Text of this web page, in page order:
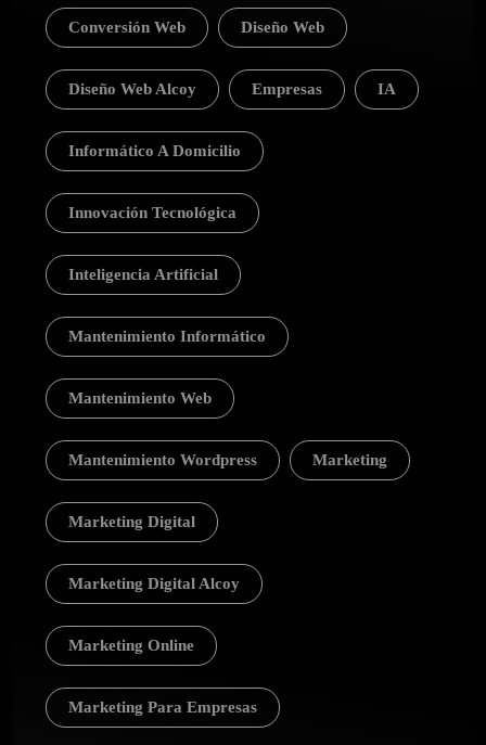
Conversión Web Diseño Web
Diseño Web Alcoy Empresas IA
Informático A Domicilio
Innovación Tecnológica
Inteligencia Artificial
Mantenimiento Informático
Mantenimiento Web
Mantenimiento Wordpress Marketing
Marketing Digital
Marketing Digital Alcoy
Marketing Online
Marketing Para Empresas